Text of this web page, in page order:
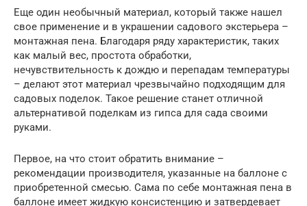
Еще один необычный материал, который также нашел
свое применение и в украшении садового экстерьера –
монтажная пена. Благодаря ряду характеристик, таких
как малый вес, простота обработки,
нечувствительность к дождю и перепадам температуры
– делают этот материал чрезвычайно подходящим для
садовых поделок. Такое решение станет отличной
альтернативой поделкам из гипса для сада своими
руками.
Первое, на что стоит обратить внимание –
рекомендации производителя, указанные на баллоне с
приобретенной смесью. Сама по себе монтажная пена в
баллоне имеет жидкую консистенцию и затвердевает